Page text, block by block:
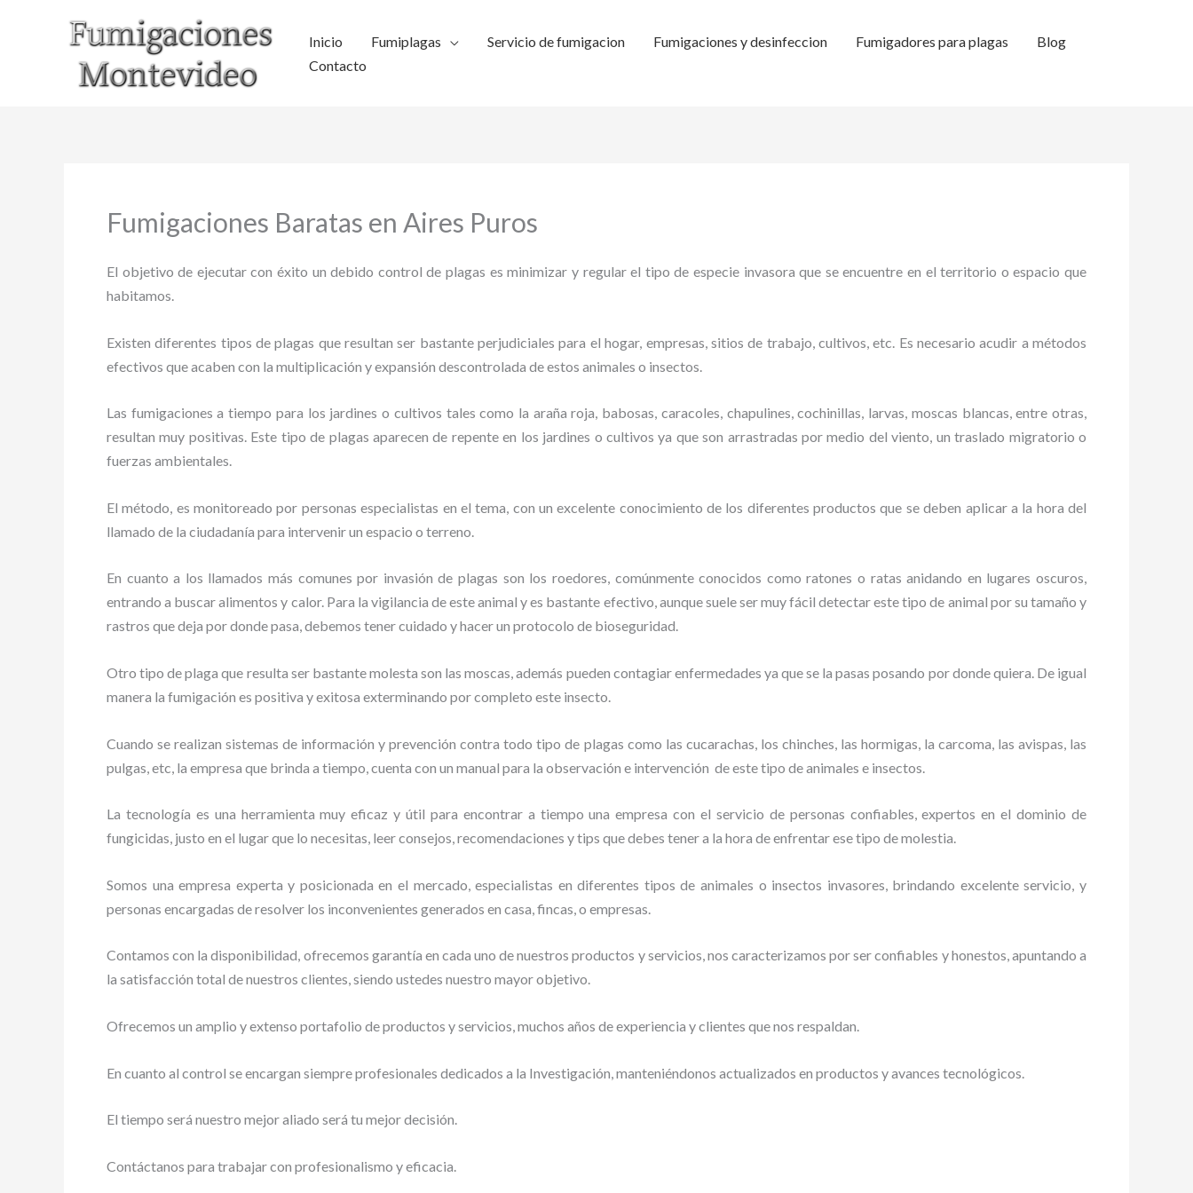
Inicio Fumiplagas Servicio de fumigacion Fumigaciones y desinfeccion Fumigadores para plagas
Blog
Contacto
Fumigaciones Baratas en Aires Puros
El objetivo de ejecutar con éxito un debido control de plagas es minimizar y regular el tipo de especie invasora que se encuentre en el territorio o espacio que
habitamos.
Existen diferentes tipos de plagas que resultan ser bastante perjudiciales para el hogar, empresas, sitios de trabajo, cultivos, etc. Es necesario acudir a métodos
efectivos que acaben con la multiplicación y expansión descontrolada de estos animales o insectos.
Las fumigaciones a tiempo para los jardines o cultivos tales como la araña roja, babosas, caracoles, chapulines, cochinillas, larvas, moscas blancas, entre otras,
resultan muy positivas. Este tipo de plagas aparecen de repente en los jardines o cultivos ya que son arrastradas por medio del viento, un traslado migratorio o
fuerzas ambientales.
El método, es monitoreado por personas especialistas en el tema, con un excelente conocimiento de los diferentes productos que se deben aplicar a la hora del
llamado de la ciudadanía para intervenir un espacio o terreno.
En cuanto a los llamados más comunes por invasión de plagas son los roedores, comúnmente conocidos como ratones o ratas anidando en lugares oscuros,
entrando a buscar alimentos y calor. Para la vigilancia de este animal yes bastante efectivo, aunque suele ser muy fácil detectar este tipo de animal por su tamaño y
rastros que deja por donde pasa, debemos tener cuidado y hacer un protocolo de bioseguridad.
Otro tipo de plaga que resulta ser bastante molesta son las moscas, además pueden contagiar enfermedades ya que se la pasas posando por donde quiera. De igual
manera la fumigación es positiva y exitosa exterminando por completo este insecto.
Cuando se realizan sistemas de información y prevención contra todo tipo de plagas como las cucarachas, los chinches, las hormigas, la carcoma, las avispas, las
pulgas, etc, la empresa que brinda a tiempo, cuenta con un manual para la observación e intervención de este tipo de animales e insectos.
La tecnología es una herramienta muy eficaz y útil para encontrar a tiempo una empresa con el servicio de personas confiables, expertos en el dominio de
fungicidas, justo en el lugar que lo necesitas, leer consejos, recomendaciones y tips que debes tener a la hora de enfrentar ese tipo de molestia.
Somos una empresa experta y posicionada en el mercado, especialistas en diferentes tipos de animales o insectos invasores, brindando excelente servicio, y
personas encargadas de resolver los inconvenientes generados en casa, fincas, o empresas.
Contamos con la disponibilidad, ofrecemos garantía en cada uno de nuestros productos y servicios, nos caracterizamos por ser confiables y honestos, apuntando a
la satisfacción total de nuestros clientes, siendo ustedes nuestro mayor objetivo.
Ofrecemos un amplio y extenso portafolio de productos y servicios, muchos años de experiencia y clientes que nos respaldan.
En cuanto al control se encargan siempre profesionales dedicados a la Investigación, manteniéndonos actualizados en productos y avances tecnológicos.
El tiempo será nuestro mejor aliado será tu mejor decisión.
Contáctanos para trabajar con profesionalismo y eficacia.